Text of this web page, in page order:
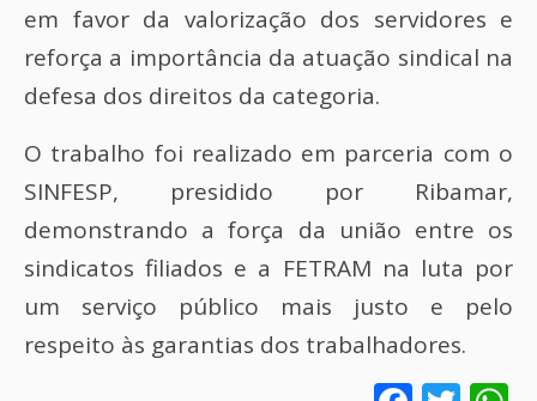
em favor da valorização dos servidores e
reforça a importância da atuação sindical na
defesa dos direitos da categoria.
O trabalho foi realizado em parceria com o
SINFESP, presidido por Ribamar,
demonstrando a força da união entre os
sindicatos filiados e a FETRAM na luta por
um serviço público mais justo e pelo
respeito às garantias dos trabalhadores.